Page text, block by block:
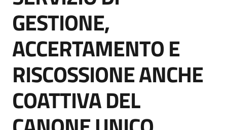
Piattaforme
telematiche
English
site
GESTIONE,
ACCERTAMENTO E
RISCOSSIONE ANCHE
COATTIVA DEL